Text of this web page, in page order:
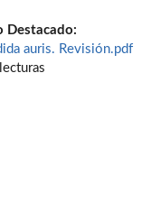
Destacado:
auris. Revisión.pdf